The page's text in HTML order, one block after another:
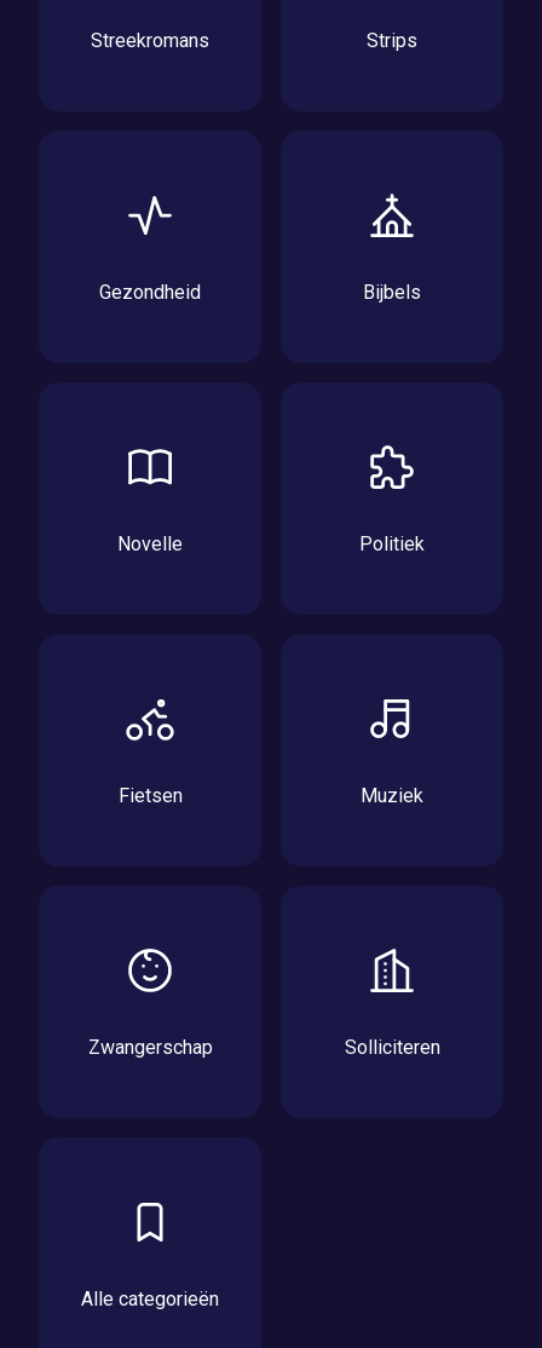
Streekromans Strips
Gezondheid Bijbels
Novelle Politiek
Fietsen Muziek
Zwangerschap Solliciteren
Alle categorieën